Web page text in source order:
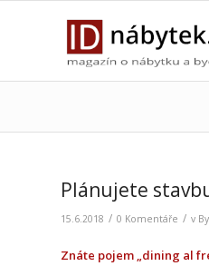
Plánujete
15.6.2018 / 0 Komentáře / v
Znáte pojem „dining al